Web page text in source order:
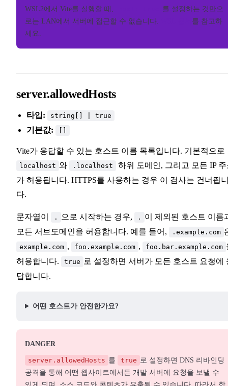
WSL2에서 Vite를 실행할 때,
를 설정하는 것만으
로는 LAN에서 서버에 접근할 수 없습니다.
를 참고하
세요.
server.allowedHosts
타입: string[] | true
기본값:
Vite가 응답할 수 있는 호스트 이름 목록입니다. 기본적으로
localhost 와 .localhost
하위 도메인, 그리고 모든 IP
가 허용됩니다. HTTPS를 사용하는 경우 이 검사는 건너뜁
다.
문자열이 . 으로 시작하는 경우, .
이 제외된 호스트 이름
모든 서브도메인을 허용합니다. 예를 들어,
.example.com
example.com , foo.example.com , foo.bar.example.com
허용합니다.
true 로 설정하면 서버가 모든 호스트 요청에
답합니다.
어떤 호스트가 안전한가요?
DANGER
server.allowedHosts 를 true 로 설정하면 DNS 리바인딩
공격을 통해 어떤 웹사이트에서든 개발 서버에 요청을 보낼 수